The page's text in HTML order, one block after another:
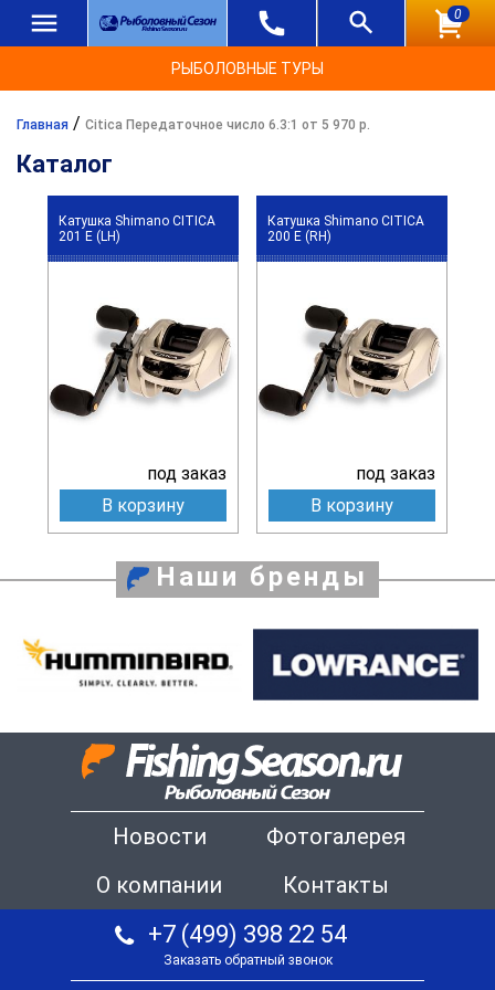
0
РЫБОЛОВНЫЕ ТУРЫ
Главная / Citica Передаточное число 6.3:1 от 5 970 р.
Каталог
Катушка Shimano CITICA
201 E (LH)
под заказ
В корзину
Катушка Shimano CITICA
200 E (RH)
под заказ
В корзину
Наши бренды
Новости
Фотогалерея
О компании
Контакты
+7 (499) 398 22 54
Заказать обратный звонок